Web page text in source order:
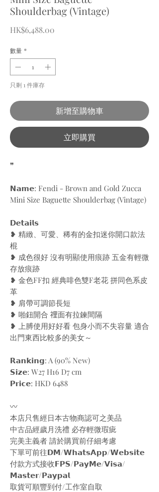
Shoulderbag (Vintage)
HK$6,488.00
數量 *
只剩 1 件庫存
新增至購物車
立即購買
❞
𝗡𝗮𝗺𝗲: Fendi - Brown and Gold Zucca
Mini Size Baguette Shoulderbag (Vintage)
𝗗𝗲𝘁𝗮𝗶𝗹𝘀
❥ 精緻、可愛、稀有的金扣迷你開口款法
棍
❥ 成色很好 沒有明顯使用痕跡 五金有輕微
存放痕跡
❥ 金色FF扣 經典啡色雙F老花 拼同色系皮
革
❥ 肩帶可調節長短
❥ 啪鈕開合 𥚃面有拉鍊間隔
❥ 上膊使用好好看 包身小而不失容量 適合
出門東西比較多的美女～
𝗥𝗮𝗻𝗸𝗶𝗻𝗴: A (90% New)
𝗦𝗶𝘇𝗲: W27 H16 D7 cm
𝗣𝗿𝗶𝗰𝗲: HKD 6488
〰️
本店只售經日本古物商認可之美品
中古品經歲月洗禮 必存輕微瑕疵
完美主義者 請於購買前仔細考慮
下單可前往𝗗𝗠/𝗪𝗵𝗮𝘁𝘀𝗔𝗽𝗽/𝗪𝗲𝗯𝘀𝗶𝘁𝗲
付款方式接收𝗙𝗣𝗦/𝗣𝗮𝘆𝗠𝗲/𝗩𝗶𝘀𝗮/
𝗠𝗮𝘀𝘁𝗲𝗿/𝗣𝗮𝘆𝗽𝗮𝗹
取貨可順豐到付/工作室自取